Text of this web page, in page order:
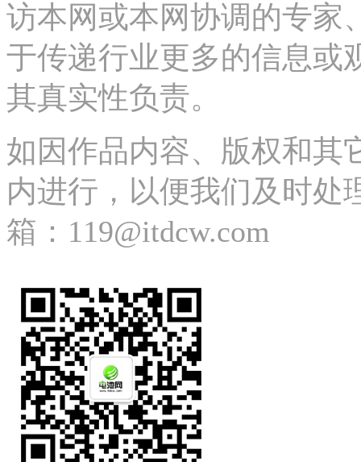
访本网或本网协调的专家
于传递行业更多的信息或
其真实性负责。
如因作品内容、版权和其
内进行，以便我们及时处
箱：119@itdcw.com